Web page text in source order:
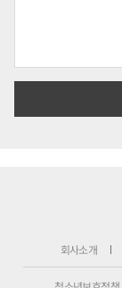
회사소개